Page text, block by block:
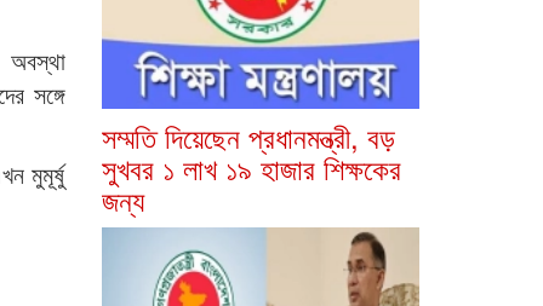
অবস্থা
সঙ্গে
মুমূর্ষু
সম্মতি দিয়েছেন প্রধানমন্ত্রী, বড়
সুখবর ১ লাখ ১৯ হাজার শিক্ষকের
জন্য